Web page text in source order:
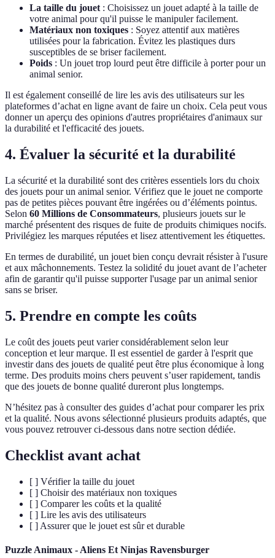
La taille du jouet: Choisissez un jouet adapté à la taille de
votre animal pour qu'il puisse le manipuler facilement.
Matériaux non toxiques : Soyez attentif aux matières
utilisées pour la fabrication. Évitez les plastiques durs
susceptibles de se briser facilement.
Poids : Un jouet trop lourd peut être difficile à porter pour un
animal senior.
Il est également conseillé de lire les avis des utilisateurs sur les
plateformes d’achat en ligne avant de faire un choix. Cela peut vous
donner un aperçu des opinions d'autres propriétaires d'animaux sur
la durabilité et l'efficacité des jouets.
4. Évaluer la sécurité et la durabilité
La sécurité et la durabilité sont des critères essentiels lors du choix
des jouets pour un animal senior. Vérifiez que le jouet ne comporte
pas de petites pièces pouvant être ingérées ou d’éléments pointus.
Selon 60 Millions de Consommateurs, plusieurs jouets sur le
marché présentent des risques de fuite de produits chimiques nocifs.
Privilégiez les marques réputées et lisez attentivement les étiquettes.
En termes de durabilité, un jouet bien conçu devrait résister à l'usure
et aux mâchonnements. Testez la solidité du jouet avant de l’acheter
afin de garantir qu'il puisse supporter l'usage par un animal senior
sans se briser.
5. Prendre en compte les coûts
Le coût des jouets peut varier considérablement selon leur
conception et leur marque. Il est essentiel de garder à l'esprit que
investir dans des jouets de qualité peut être plus économique à long
terme. Des produits moins chers peuvent s’user rapidement, tandis
que des jouets de bonne qualité dureront plus longtemps.
N’hésitez pas à consulter des guides d’achat pour comparer les prix
et la qualité. Nous avons sélectionné plusieurs produits adaptés, que
vous pouvez retrouver ci-dessous dans notre section dédiée.
Checklist avant achat
[ ] Vérifier la taille du jouet
[ ] Choisir des matériaux non toxiques
[ ] Comparer les coûts et la qualité
[ ] Lire les avis des utilisateurs
[ ] Assurer que le jouet est sûr et durable
Puzzle Animaux - Aliens Et Ninjas Ravensburger